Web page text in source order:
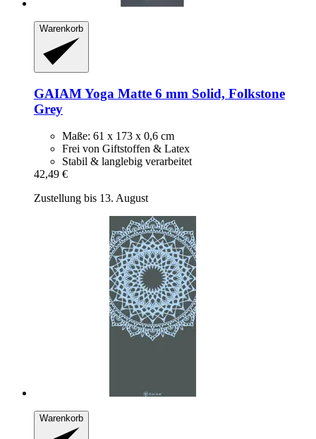
Warenkorb
GAIAMYoga Matte 6 mm Solid, Folkstone
Grey
Maße: 61 x 173 x 0,6 cm
Frei von Giftstoffen & Latex
Stabil & langlebig verarbeitet
42,49 €
Zustellung bis 13. August
Warenkorb